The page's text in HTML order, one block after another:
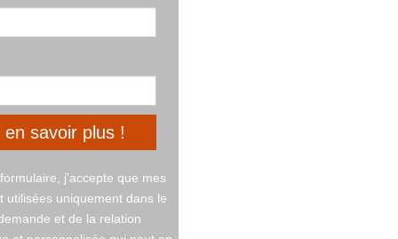
savoir plus !
j'accepte que mes
utilisées uniquement dans le
et de la relation